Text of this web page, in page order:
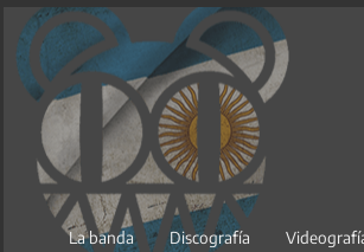
Saltar
contenido
La banda Discografía